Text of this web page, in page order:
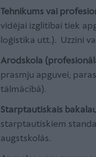
Tehnikums vai
vidējai izglītībai tiek
loģistika utt.). Uzzini
Arodskola
prasmju apguvei,
tālmācībā).
Starptautiskais
starptautiskiem
augstskolās.